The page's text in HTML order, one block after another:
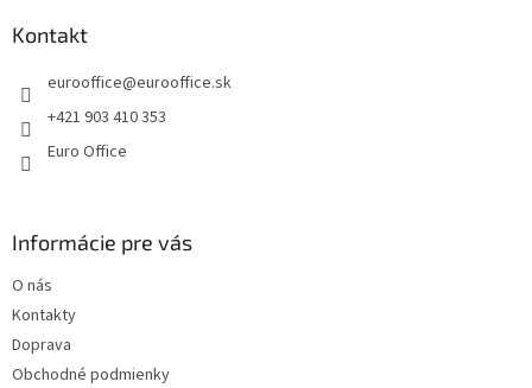
Kontakt
eurooffice@eurooffice.sk
+421 903 410 353
Euro Office
Informácie pre vás
O nás
Kontakty
Doprava
Obchodné podmienky